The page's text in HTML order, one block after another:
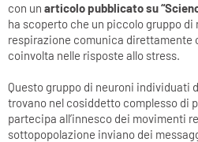
con un articolo pubblicato su
ha scoperto che un piccolo gruppo di
respirazione comunica direttamente
coinvolta nelle risposte allo stress.
Questo gruppo di neuroni individuati
trovano nel cosiddetto complesso di
partecipa all’innesco dei movimenti
sottopopolazione inviano dei